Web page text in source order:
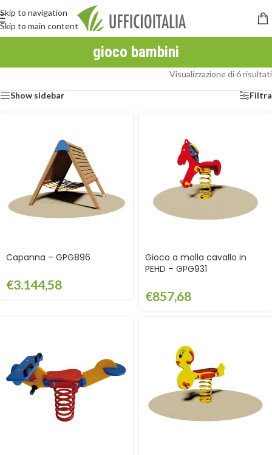
Skip to navigation
Skip to main content
gioco bambini
Visualizzazione di 6 risultati
Show sidebar Filtra
Capanna – GPG896
€3.144,58
Gioco a molla cavallo in
PEHD – GPG931
€857,68